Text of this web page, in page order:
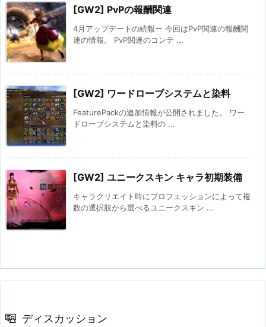
[GW2] PvPの報酬関連
4月アップデートの続報ー 今回はPvP関連の報酬関
連の情報。 PvP関連のコンテ ...
[GW2] ワードローブシステムと染料
FeaturePackの追加情報が公開されました。 ワー
ドローブシステムと染料の ...
[GW2] ユニークスキン キャラ初期装備
キャラクリエイト時にプロフェッションによって複
数の選択肢から選べるユニークスキン ...
ディスカッション